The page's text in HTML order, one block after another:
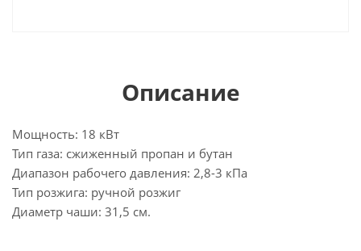
Описание
Мощность: 18 кВт
Тип газа: сжиженный пропан и бутан
Диапазон рабочего давления: 2,8-3 кПа
Тип розжига: ручной розжиг
Диаметр чаши: 31,5 см.